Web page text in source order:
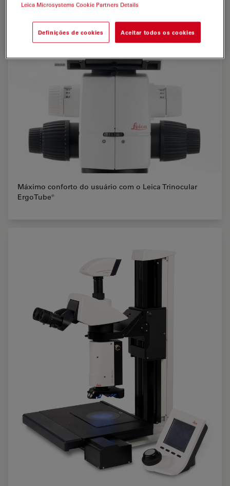
Máximo conforto do usuário com o Leica Trinocular
ErgoTube®
Leica Microsystems Cookie Partners Details
Definições de cookies Aceitar todos os cookies